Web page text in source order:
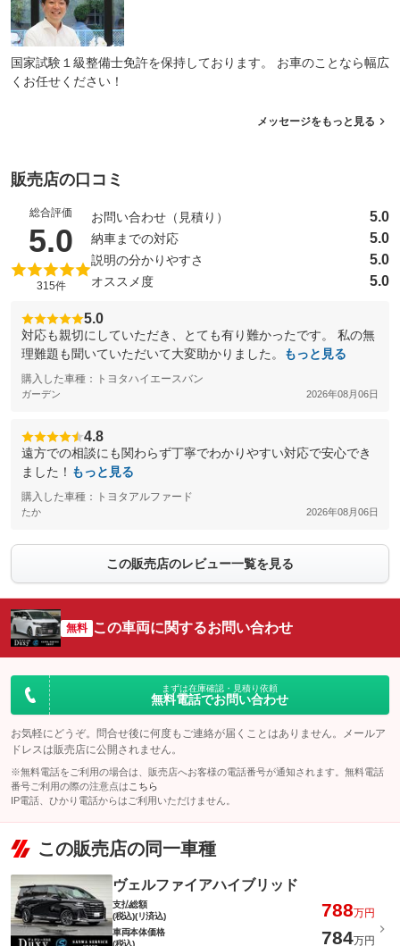
国家試験１級整備士免許を保持しております。 お車のことなら幅広
くお任せください！
メッセージをもっと見る
販売店の口コミ
総合評価
5.0 （5点満点中）
315件
お問い合わせ（見積り） 5.0
納車までの対応 5.0
説明の分かりやすさ 5.0
オススメ度 5.0
5.0
対応も親切にしていただき、とても有り難かったです。 私の無
理難題も聞いていただいて大変助かりました。
もっと見る
購入した車種：トヨタハイエースバン
ガーデン 2026年08月06日
4.8
遠方での相談にも関わらず丁寧でわかりやすい対応で安心でき
ました！ もっと見る
購入した車種：トヨタアルファード
たか 2026年08月06日
この販売店のレビュー一覧を見る
無料 この車両に関するお問い合わせ
まずは在庫確認・見積り依頼
無料電話でお問い合わせ
お気軽にどうぞ。問合せ後に何度もご連絡が届くことはありません。メールア
ドレスは販売店に公開されません。
※無料電話をご利用の場合は、販売店へお客様の電話番号が通知されます。無料電話
番号ご利用の際の注意点は こちら
IP電話、ひかり電話からはご利用いただけません。
この販売店の同一車種
ヴェルファイアハイブリッド
支払総額
(税込)(リ済込)
788万円
車両本体価格
(税込)
784万円